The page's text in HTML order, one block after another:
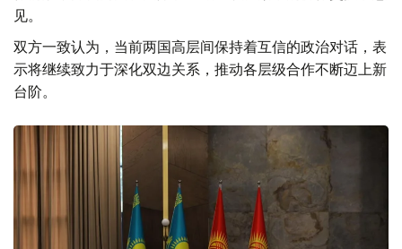
见。
双方一致认为，当前两国高层间保持着互信的政治对话，表
示将继续致力于深化双边关系，推动各层级合作不断迈上新
台阶。